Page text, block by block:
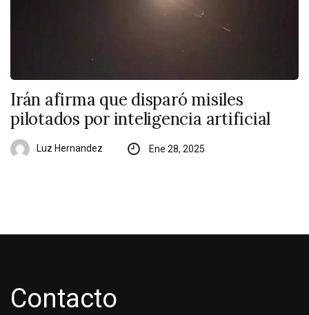
Irán afirma que disparó misiles
pilotados por inteligencia artificial
Luz Hernandez Ene 28, 2025
Contacto